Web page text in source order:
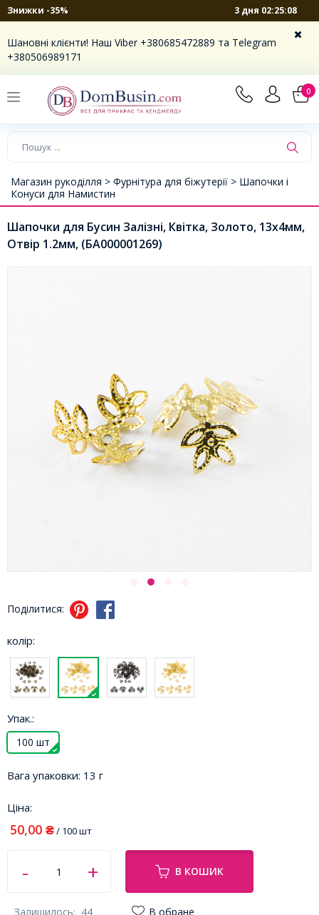
Знижки -35% 3 дня 02:25:08
Шановні клієнти! Наш Viber +380685472889 та Telegram
+380506989171
0
Магазин рукоділля > Фурнітура для біжутерії > Шапочки і
Конуси для Намистин
Шапочки для Бусин Залізні, Квітка, Золото, 13х4мм,
Отвір 1.2мм, (БА000001269)
Поділитися:
колір:
Упак.:
100 шт
Вага упаковки: 13 г
Ціна:
50,00 ₴/ 100 шт
В КОШИК
Залишилось: 44 В обране